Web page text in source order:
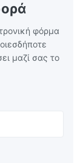
φόρμα
μαζί σας το